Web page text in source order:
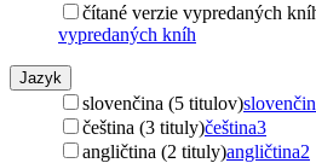
čítané verzie vypredaných
vypredaných kníh
Jazyk
slovenčina (5 titulov)
čeština (3 tituly)čeština3
angličtina (2 tituly)angličtina2